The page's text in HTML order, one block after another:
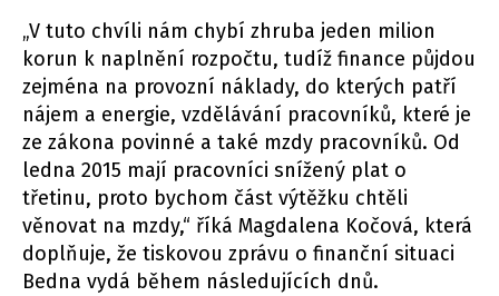
„V tuto chvíli nám chybí zhruba jeden milion
korun k naplnění rozpočtu, tudíž finance půjdou
zejména na provozní náklady, do kterých patří
nájem a energie, vzdělávání pracovníků, které je
ze zákona povinné a také mzdy pracovníků. Od
ledna 2015 mají pracovníci snížený plat o
třetinu, proto bychom část výtěžku chtěli
věnovat na mzdy,“ říká Magdalena Kočová, která
doplňuje, že tiskovou zprávu o finanční situaci
Bedna vydá během následujících dnů.